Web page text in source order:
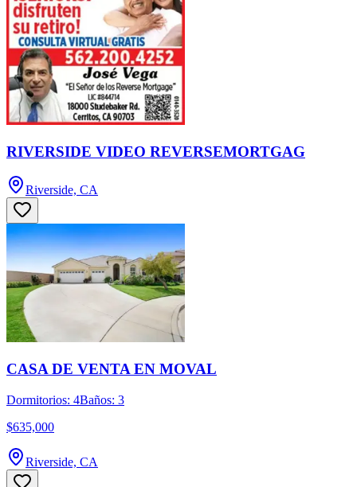
RIVERSIDE VIDEO REVERSEMORTGAG
Riverside, CA
CASA DE VENTA EN MOVAL
Dormitorios: 4Baños: 3
$635,000
Riverside, CA